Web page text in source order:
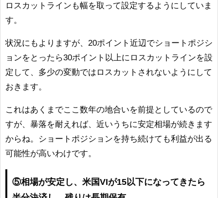
ロスカットラインも幅を取って設定するようにしていま
す。
状況にもよりますが、20ポイント近辺でショートポジシ
ョンをとったら30ポイント以上にロスカットラインを設
定して、多少の変動ではロスカットされないようにして
おきます。
これはあくまでここ数年の地合いを前提としているので
すが、暴落を耐えれば、近いうちに安定相場が続きます
からね。ショートポジションを持ち続けても利益が出る
可能性が高いわけです。
⑤相場が安定し、米国VIが15以下になってきたら